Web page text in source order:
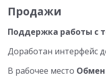
Продажи
Поддержка работы с
Доработан интерфейс
В рабочее место Обмен